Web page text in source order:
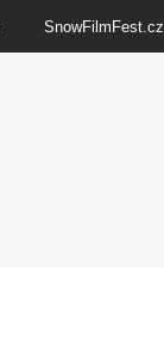
SnowFilmFest.cz